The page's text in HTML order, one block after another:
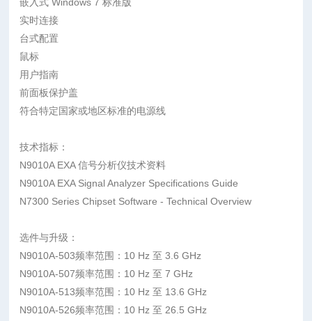
实时连接
台式配置
鼠标
用户指南
前面板保护盖
符合特定国家或地区标准的电源线
技术指标：
N9010A EXA 信号分析仪技术资料
N9010A EXA Signal Analyzer Specifications Guide
N7300 Series Chipset Software - Technical Overview
选件与升级：
N9010A-503频率范围：10 Hz 至 3.6 GHz
N9010A-507频率范围：10 Hz 至 7 GHz
N9010A-513频率范围：10 Hz 至 13.6 GHz
N9010A-526频率范围：10 Hz 至 26.5 GHz